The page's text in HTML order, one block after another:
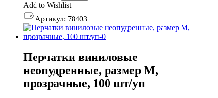
Add to Wishlist
Артикул: 78403
Перчатки виниловые
неопудренные, размер М,
прозрачные, 100 шт/уп